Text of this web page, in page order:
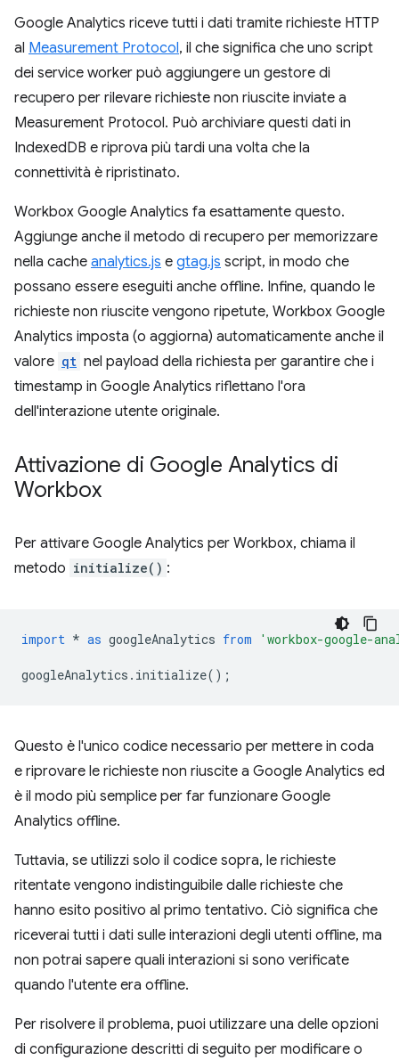
Google Analytics riceve tutti i dati tramite richieste HTTP
al Measurement Protocol, il che significa che uno script
dei service worker può aggiungere un gestore di
recupero per rilevare richieste non riuscite inviate a
Measurement Protocol. Può archiviare questi dati in
IndexedDB e riprova più tardi una volta che la
connettività è ripristinato.
Workbox Google Analytics fa esattamente questo.
Aggiunge anche il metodo di recupero per memorizzare
nella cache analytics.js e gtag.js script, in modo che
possano essere eseguiti anche offline. Infine, quando le
richieste non riuscite vengono ripetute, Workbox Google
Analytics imposta (o aggiorna) automaticamente anche il
valore qt nel payload della richiesta per garantire che i
timestamp in Google Analytics riflettano l'ora
dell'interazione utente originale.
Attivazione di Google Analytics di
Workbox
Per attivare Google Analytics per Workbox, chiama il
metodo initialize() :
import * as googleAnalytics from 'workbox-google-
googleAnalytics . initialize();
Questo è l'unico codice necessario per mettere in coda
e riprovare le richieste non riuscite a Google Analytics ed
è il modo più semplice per far funzionare Google
Analytics offline.
Tuttavia, se utilizzi solo il codice sopra, le richieste
ritentate vengono indistinguibile dalle richieste che
hanno esito positivo al primo tentativo. Ciò significa che
riceverai tutti i dati sulle interazioni degli utenti offline, ma
non potrai sapere quali interazioni si sono verificate
quando l'utente era offline.
Per risolvere il problema, puoi utilizzare una delle opzioni
di configurazione descritti di seguito per modificare o